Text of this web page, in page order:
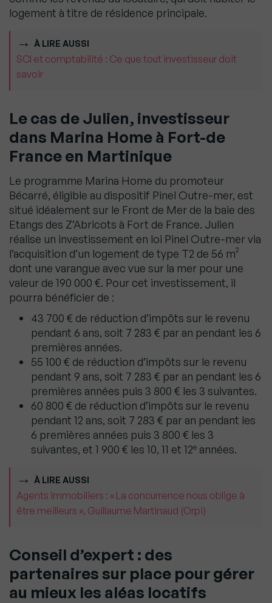
logement à titre de résidence principale.
À LIRE AUSSI
SCI et comptabilité : Ce que tout investisseur doit
savoir
Le cas de Julien, investisseur
dans Marina Home à Fort-de
France en Martinique
Le programme Marina Home du promoteur
Bécarré, éligible au dispositif Pinel Outre-mer, est
situé idéalement sur le Front de Mer de la baie des
Etangs des Z’Abricots à Fort de France. Julien
réalise un investissement en loi Pinel Outre-mer via
l’acquisition d’un logement de type T2 de 56 m²
dont une varangue avec vue sur la mer pour une
valeur de 190 000 €. Pour cet investissement, il
pourra bénéficier de :
43 700 € de réduction d’impôts sur le revenu
pendant 6 ans, soit 7 283 € par an pendant les 6
premières années.
55 100 € de réduction d’impôts sur le revenu
pendant 9 ans, soit 7 283 € par an pendant les 6
premières années puis 3 800 € les 3 suivantes.
60 800 € de réduction d’impôts sur le revenu
pendant 12 ans, soit 7 283 € par an pendant les
6 premières années puis 3 800 € les 3
suivantes, et 1 900 € les 10, 11 et 12e années.
À LIRE AUSSI
Agents immobiliers : « La concurrence nous oblige à
être meilleurs », Guillaume Martinaud (Orpi)
Conseil d’expert : des
partenaires sur place pour gérer
au mieux les aléas locatifs